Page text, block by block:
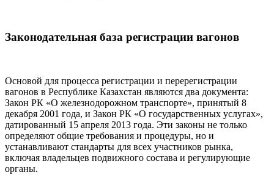
Законодательная база регистрации вагонов
Основой для процесса регистрации и перерегистрации
вагонов в Республике Казахстан являются два документа:
Закон РК «О железнодорожном транспорте», принятый 8
декабря 2001 года, и Закон РК «О государственных услугах»,
датированный 15 апреля 2013 года. Эти законы не только
определяют общие требования и процедуры, но и
устанавливают стандарты для всех участников рынка,
включая владельцев подвижного состава и регулирующие
органы.